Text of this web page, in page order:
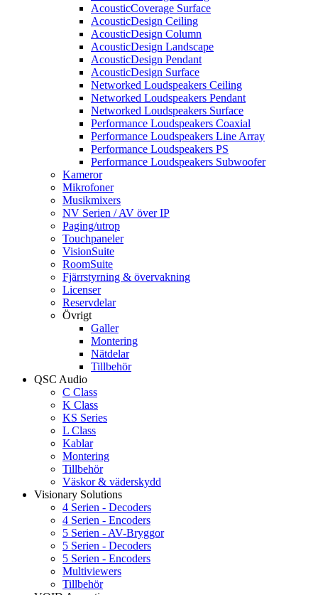
AcousticCoverage Surface
AcousticDesign Ceiling
AcousticDesign Column
AcousticDesign Landscape
AcousticDesign Pendant
AcousticDesign Surface
Networked Loudspeakers Ceiling
Networked Loudspeakers Pendant
Networked Loudspeakers Surface
Performance Loudspeakers Coaxial
Performance Loudspeakers Line Array
Performance Loudspeakers PS
Performance Loudspeakers Subwoofer
Kameror
Mikrofoner
Musikmixers
NV Serien / AV över IP
Paging/utrop
Touchpaneler
VisionSuite
RoomSuite
Fjärrstyrning & övervakning
Licenser
Reservdelar
Övrigt
Galler
Montering
Nätdelar
Tillbehör
QSC Audio
C Class
K Class
KS Series
L Class
Kablar
Montering
Tillbehör
Väskor & väderskydd
Visionary Solutions
4 Serien - Decoders
4 Serien - Encoders
5 Serien - AV-Bryggor
5 Serien - Decoders
5 Serien - Encoders
Multiviewers
Tillbehör